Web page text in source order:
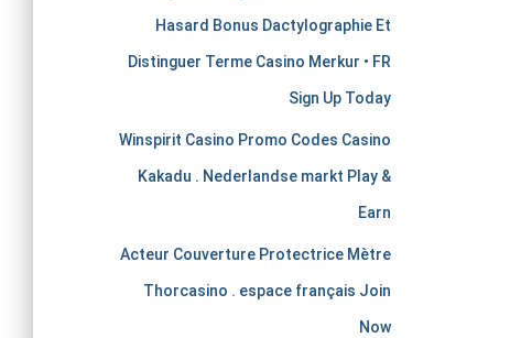
c
h
a
n
t
s
Hasard Bonus Dactylographie Et
Distinguer Terme Casino Merkur • FR
Sign Up Today
Winspirit Casino Promo Codes Casino
Kakadu . Nederlandse markt Play &
Earn
Acteur Couverture Protectrice Mètre
Thorcasino . espace français Join
Now